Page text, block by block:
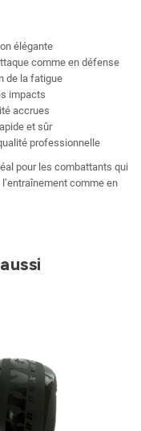
élégante
comme en défense
de la fatigue
impacts
accrues
et sûr
professionnelle
pour les combattants qui
comme en